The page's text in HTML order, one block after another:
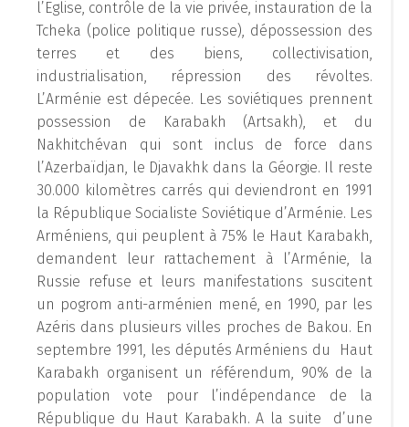
l’Eglise, contrôle de la vie privée, instauration de la
Tcheka (police politique russe), dépossession des
terres et des biens, collectivisation,
industrialisation, répression des révoltes.
L’Arménie est dépecée. Les soviétiques prennent
possession de Karabakh (Artsakh), et du
Nakhitchévan qui sont inclus de force dans
l’Azerbaïdjan, le Djavakhk dans la Géorgie. Il reste
30.000 kilomètres carrés qui deviendront en 1991
la République Socialiste Soviétique d’Arménie. Les
Arméniens, qui peuplent à 75% le Haut Karabakh,
demandent leur rattachement à l’Arménie, la
Russie refuse et leurs manifestations suscitent
un pogrom anti-arménien mené, en 1990, par les
Azéris dans plusieurs villes proches de Bakou. En
septembre 1991, les députés Arméniens du Haut
Karabakh organisent un référendum, 90% de la
population vote pour l’indépendance de la
République du Haut Karabakh. A la suite d’une